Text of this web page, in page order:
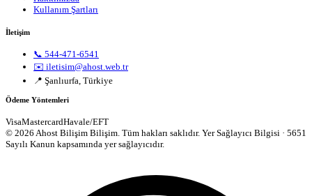
Kullanım Şartları
İletişim
📞 544-471-6541
✉️ iletisim@ahost.web.tr
📍 Şanlıurfa, Türkiye
Ödeme Yöntemleri
VisaMastercardHavale/EFT
© 2026 Ahost Bilişim Bilişim. Tüm hakları saklıdır. Yer Sağlayıcı Bilgisi · 5651
Sayılı Kanun kapsamında yer sağlayıcıdır.